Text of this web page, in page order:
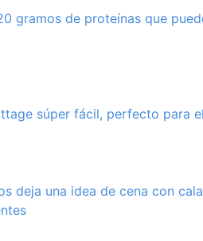
gramos de proteínas que
súper fácil, perfecto para
deja una idea de cena con